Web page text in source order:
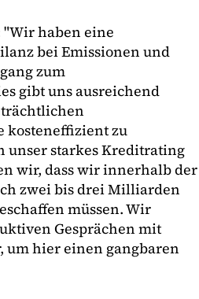
"Wir haben eine
bei Emissionen und
zum
gibt uns ausreichend
kosteneffizient zu
unser starkes Kreditrating
wir, dass wir innerhalb der
zwei bis drei Milliarden
müssen. Wir
Gesprächen mit
um hier einen gangbaren